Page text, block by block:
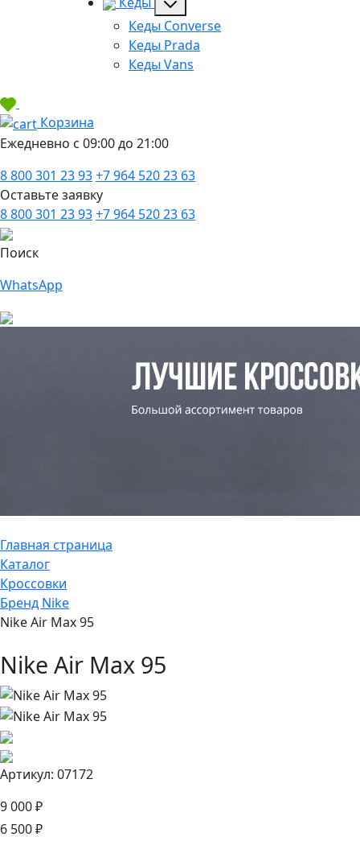
Кеды Converse
Кеды Prada
Кеды Vans
Корзина
Ежедневно с 09:00 до 21:00
8 800 301 23 93+7 964 520 23 63
Оставьте заявку
8 800 301 23 93+7 964 520 23 63
Поиск
WhatsApp
Главная страница
Каталог
Кроссовки
Бренд Nike
Nike Air Max 95
Nike Air Max 95
Артикул: 07172
9 000 ₽
6 500 ₽